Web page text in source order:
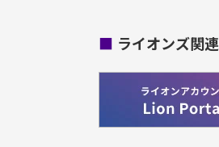
■ ライオンズ関連